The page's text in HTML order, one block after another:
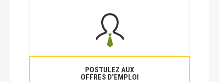
POSTULEZ AUX
OFFRES D’EMPLOI